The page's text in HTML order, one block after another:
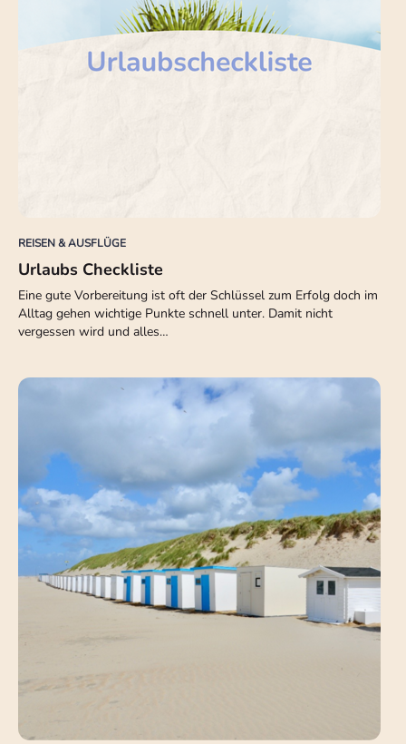
REISEN & AUSFLÜGE
Urlaubs Checkliste
Eine gute Vorbereitung ist oft der Schlüssel zum Erfolg doch im
Alltag gehen wichtige Punkte schnell unter. Damit nicht
vergessen wird und alles…